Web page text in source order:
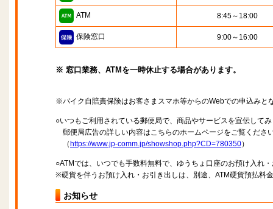
ATM 8:45～18:00
保険窓口 9:00～16:00
※ 窓口業務、ATMを一時休止する場合があります。
※バイク自賠責保険はお客さまスマホ等からのWebでの申込みと
○いつもご利用されている郵便局で、商品やサービスを宣伝して
郵便局広告の詳しい内容はこちらのホームページをご覧くださ
（ https://www.jp-comm.jp/showshop.php?CD=780350）
○ATMでは、いつでも手数料無料で、ゆうちょ口座のお預け入れ
※硬貨を伴うお預け入れ・お引き出しは、別途、ATM硬貨預払料
お知らせ